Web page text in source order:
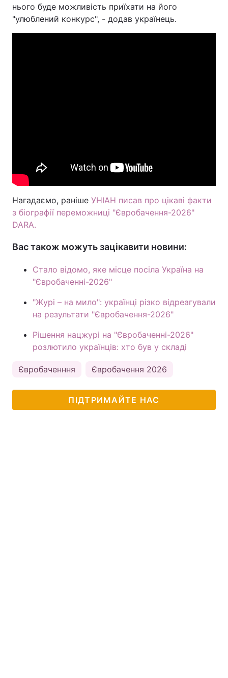
нього буде можливість приїхати на його
"улюблений конкурс", - додав українець.
Нагадаємо, раніше УНІАН писав про цікаві факти
з біографії переможниці "Євробачення-2026"
DARA.
Вас також можуть зацікавити новини:
Стало відомо, яке місце посіла Україна на
"Євробаченні-2026"
"Журі – на мило": українці різко відреагували
на результати "Євробачення-2026"
Рішення нацжурі на "Євробаченні-2026"
розлютило українців: хто був у складі
Євробаченння Євробачення 2026
ПІДТРИМАЙТЕ НАС